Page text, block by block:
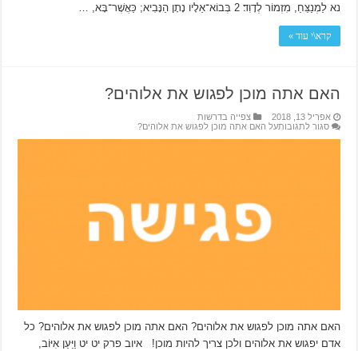
נא לַמְנַצֵּחַ, מִזְמוֹר לְדָוִד׃ 2 בְּבוֹא־אֵלָיו נָתָן הַנָּבִיא; כַּאֲשֶׁר־בָּא, …
קרא\י עוד »
האם אתה מוכן לפגוש את אלוהים?
אפריל 13, 2018
צפייה בדרשות
סגור לתגובותעל האם אתה מוכן לפגוש את אלוהים?
האם אתה מוכן לפגוש את אלוהים? האם אתה מוכן לפגוש את אלוהים? כל
אדם יפגוש את אלוהים ולכן צריך להיות מוכן! איוב פרק יט יט וַיַּעַן אִיּוֹב,